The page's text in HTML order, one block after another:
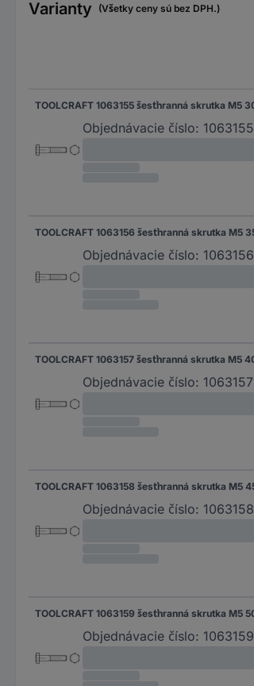
Varianty (Všetky ceny sú bez DPH.)
Objednávacie číslo: 1063155
Objednávacie číslo: 1063156
Objednávacie číslo: 1063157
Objednávacie číslo: 1063158
Objednávacie číslo: 1063159